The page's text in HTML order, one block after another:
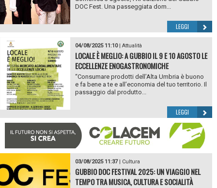
DOC Fest. Una passeggiata dom...
LEGGI
04/08/2025 11:10| Attualità
LOCALE È MEGLIO: A GUBBIO IL 9 E 10 AGOSTO LE
ECCELLENZE ENOGASTRONOMICHE
“Consumare prodotti dell’Alta Umbria è buono
e fa bene a te e all’economia del tuo territorio. Il
passaggio dal produtto...
LEGGI
03/08/2025 11:37| Cultura
GUBBIO DOC FESTIVAL 2025: UN VIAGGIO NEL
TEMPO TRA MUSICA, CULTURA E SOCIALITÀ